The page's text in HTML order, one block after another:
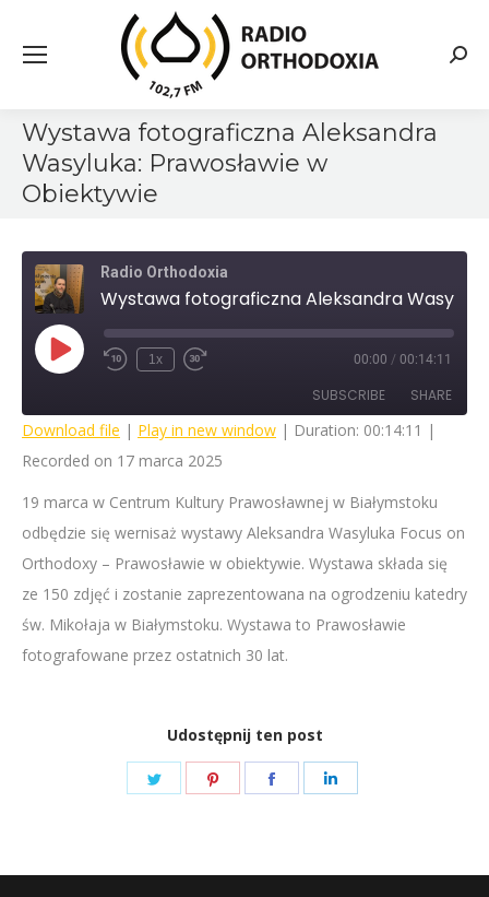
Wystawa fotograficzna Aleksandra
Wasyluka: Prawosławie w
Obiektywie
Radio Orthodoxia
Play
EpisodeRewind
1x
Fast
seconds
00:00 / 00:14:11
SUBSCRIBE SHARE
SHARE
LINK
Download file | Play in new window | Duration: 00:14:11 |
Recorded on 17 marca 2025
19 marca w Centrum Kultury Prawosławnej w Białymstoku
odbędzie się wernisaż wystawy Aleksandra Wasyluka Focus on
Orthodoxy – Prawosławie w obiektywie. Wystawa składa się
ze 150 zdjęć i zostanie zaprezentowana na ogrodzeniu katedry
św. Mikołaja w Białymstoku. Wystawa to Prawosławie
fotografowane przez ostatnich 30 lat.
Udostępnij ten post
Share
Share
Share